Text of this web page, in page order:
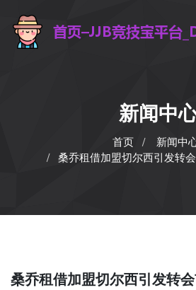
新闻中
首页
新闻中
桑乔租借加盟切尔西引发转
桑乔租借加盟切尔西引发转